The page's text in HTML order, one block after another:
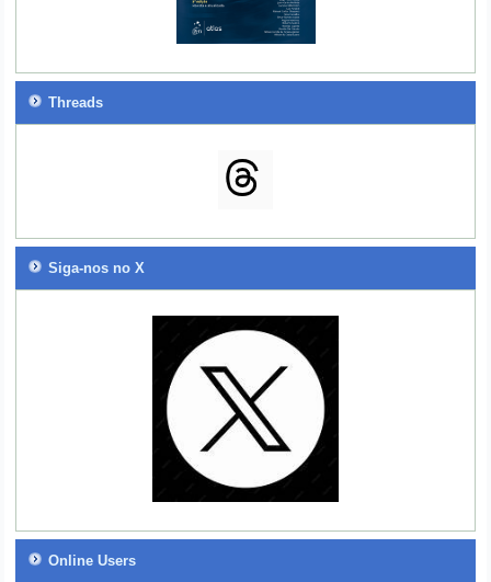
Threads
Siga-nos no X
Online Users